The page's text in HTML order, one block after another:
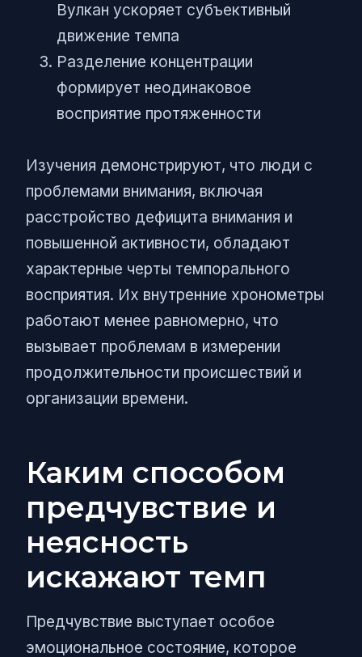
Вулкан ускоряет субъективный
движение темпа
Разделение концентрации
формирует неодинаковое
восприятие протяженности
Изучения демонстрируют, что люди с
проблемами внимания, включая
расстройство дефицита внимания и
повышенной активности, обладают
характерные черты темпорального
восприятия. Их внутренние хронометры
работают менее равномерно, что
вызывает проблемам в измерении
продолжительности происшествий и
организации времени.
Каким способом
предчувствие и
неясность
искажают темп
Предчувствие выступает особое
эмоциональное состояние, которое